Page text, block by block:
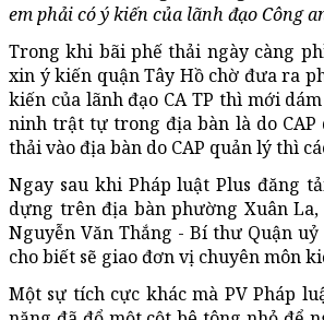
em phải có ý kiến của lãnh đạo Công
Trong khi bãi phế thải ngày càng
xin ý kiến quận Tây Hồ chờ đưa ra
kiến của lãnh đạo CA TP thì mới
ninh trật tự trong địa bàn là do
thải vào địa bàn do CAP quản lý thì
Ngay sau khi Pháp luật Plus đăng
dựng trên địa bàn phường Xuân
Nguyễn Văn Thắng - Bí thư Quận
cho biết sẽ giao đơn vị chuyên môn
Một sự tích cực khác mà PV Pháp